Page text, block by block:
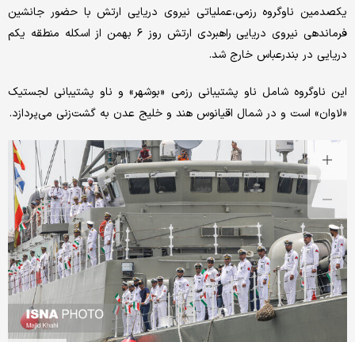
یکصدمین ناوگروه رزمی،عملیاتی نیروی دریایی ارتش با حضور جانشین
فرماندهی نیروی دریایی راهبردی ارتش روز ۶ بهمن از اسکله منطقه یکم
دریایی در بندرعباس خارج شد.
این ناوگروه شامل ناو پشتیبانی رزمی «بوشهر» و ناو پشتیبانی لجستیک
«لاوان» است و در شمال اقیانوس هند و خلیج عدن به گشت‌زنی می‌پردازد.